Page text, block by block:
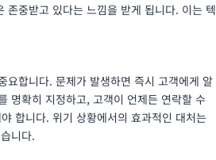
중받고 있다는 느낌을 받게 됩니다. 이는 텍
요합니다. 문제가 발생하면 즉시 고객에게 알
명확히 지정하고, 고객이 언제든 연락할 수
합니다. 위기 상황에서의 효과적인 대처는
니다.